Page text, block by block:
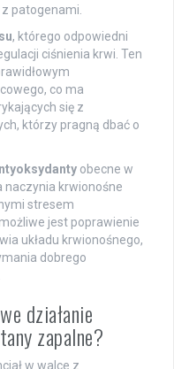
patogenami.
, którego odpowiedni
ciśnienia krwi. Ten
co ma
się z
którzy pragną dbać o
obecne w
naczynia krwionośne
stresem
jest poprawienie
układu krwionośnego,
dobrego
działanie
zapalne?
w walce z